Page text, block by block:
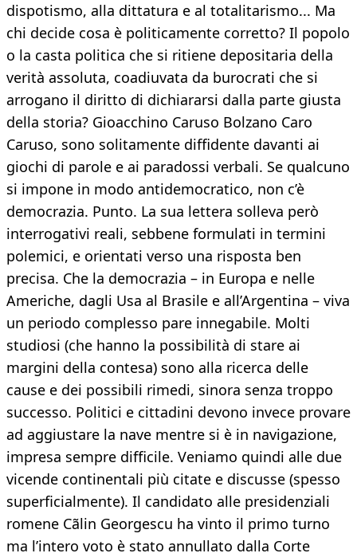
dispotismo, alla dittatura e al totalitarismo... Ma
chi decide cosa è politicamente corretto? Il popolo
o la casta politica che si ritiene depositaria della
verità assoluta, coadiuvata da burocrati che si
arrogano il diritto di dichiararsi dalla parte giusta
della storia? Gioacchino Caruso Bolzano Caro
Caruso, sono solitamente diffidente davanti ai
giochi di parole e ai paradossi verbali. Se qualcuno
si impone in modo antidemocratico, non c’è
democrazia. Punto. La sua lettera solleva però
interrogativi reali, sebbene formulati in termini
polemici, e orientati verso una risposta ben
precisa. Che la democrazia – in Europa e nelle
Americhe, dagli Usa al Brasile e all’Argentina – viva
un periodo complesso pare innegabile. Molti
studiosi (che hanno la possibilità di stare ai
margini della contesa) sono alla ricerca delle
cause e dei possibili rimedi, sinora senza troppo
successo. Politici e cittadini devono invece provare
ad aggiustare la nave mentre si è in navigazione,
impresa sempre difficile. Veniamo quindi alle due
vicende continentali più citate e discusse (spesso
superficialmente). Il candidato alle presidenziali
romene Cãlin Georgescu ha vinto il primo turno
ma l’intero voto è stato annullato dalla Corte